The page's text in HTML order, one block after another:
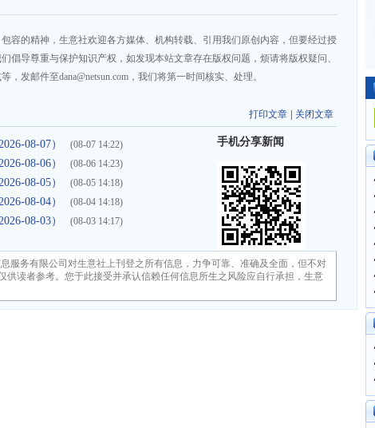
包容的精神，生意社欢迎各方媒体、机构转载、引用我们原创内容，但要经过授
倡导尊重与保护知识产权，如发现本站文章存在版权问题，烦请将版权疑问、
，发邮件至dana@netsun.com，我们将第一时间核实、处理。
打印文章 关闭文章
08-07） (08-07 14:22)
08-06） (08-06 14:23)
08-05） (08-05 14:18)
08-04） (08-04 14:18)
08-03） (08-03 14:17)
手机分享新闻
服务有限公司对生意社上刊登之所有信息，力争可靠、准确及全面，但不对
供读者参考。您于此接受并承认信赖任何信息所生之风险应自行承担，生意